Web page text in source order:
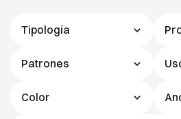
Tipología
Patrones
Color